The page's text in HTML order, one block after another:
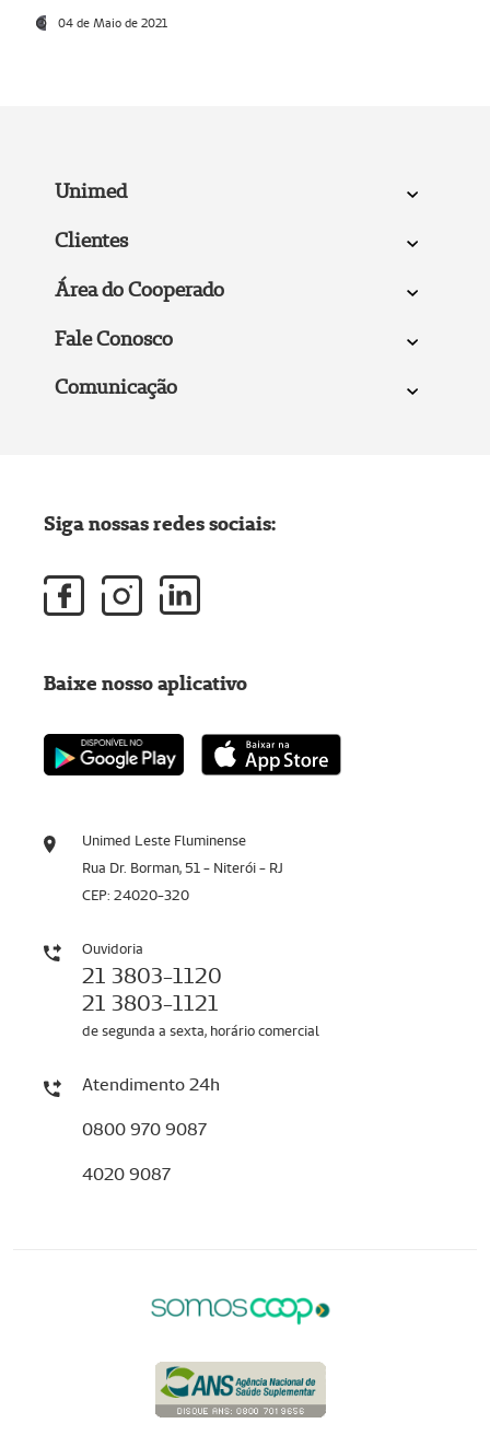
04 de Maio de 2021
Unimed
Clientes
Área do Cooperado
Fale Conosco
Comunicação
Unimed Leste Fluminense
Rua Dr. Borman, 51 - Niterói - RJ
CEP: 24020-320
Ouvidoria
21 3803-1120
21 3803-1121
de segunda a sexta, horário comercial
Atendimento 24h
0800 970 9087
4020 9087
Siga nossas redes sociais:
Baixe nosso aplicativo